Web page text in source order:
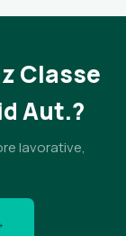
Classe
Aut.?
lavorative,